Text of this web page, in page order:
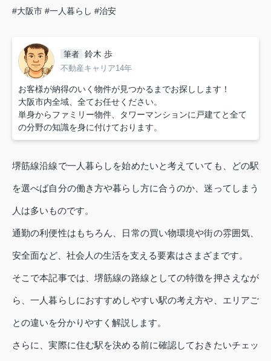
#大阪市 #一人暮らし #治安
筆者 鈴木 歩
不動産キャリア14年
お客様が納得のいく物件が見つかるまでお探しします！
大阪市内全域、全てお任せください。
単身からファミリー物件、タワーマンションに戸建てと全て
の分野の知識を身に付けております。
堺筋線沿線で一人暮らしを始めたいと考えていても、どの駅
を選べば自分の働き方や暮らし方に合うのか、迷ってしまう
人は多いものです。
通勤の利便性はもちろん、日常の買い物環境や街の雰囲気、
安全面など、社会人の生活を支える要素はさまざまです。
そこで本記事では、堺筋線の路線としての特徴を押さえなが
ら、一人暮らしにおすすめしやすい駅の考え方や、エリアご
との違いを分かりやすく解説します。
さらに、実際に住む駅を決める前に確認しておきたいチェッ